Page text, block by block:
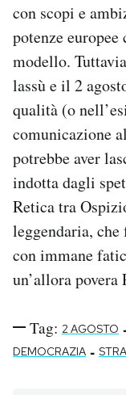
con scopi e
potenze
modello.
lassù e il 2
qualità (o
comunicazione
potrebbe aver
indotta dagli
Retica tra
leggendaria, che
con immane
un’allora povera
Tag: 2 AGOSTO
DEMOCRAZIA -